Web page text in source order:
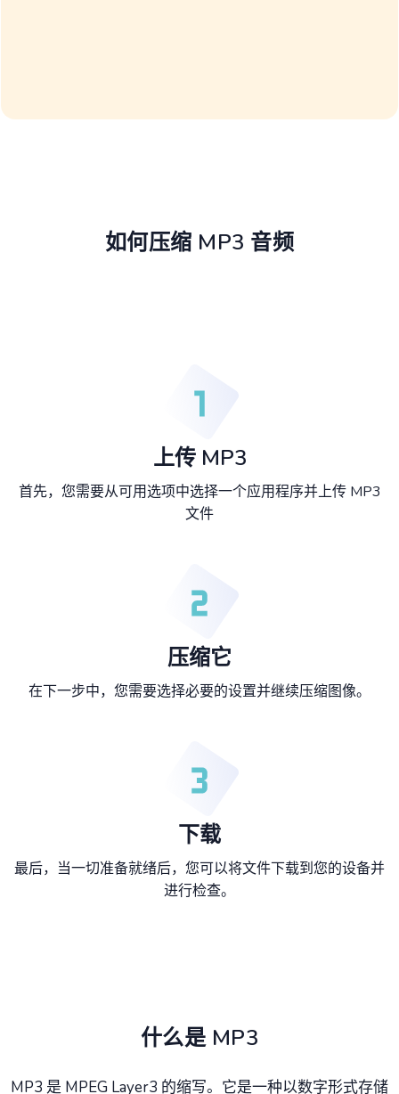
如何压缩 MP3 音频
上传 MP3
首先，您需要从可用选项中选择一个应用程序并上传 MP3
文件
压缩它
在下一步中，您需要选择必要的设置并继续压缩图像。
下载
最后，当一切准备就绪后，您可以将文件下载到您的设备并
进行检查。
什么是 MP3
MP3 是 MPEG Layer3 的缩写。它是一种以数字形式存储